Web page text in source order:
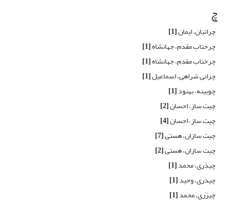
چ
چراتیان، ایمان[1]
چرختاب مقدم، جهانشاه[1]
چرختاب مقدم، جهانشاه[1]
چزانی شراهی، اسماعیل[1]
چوبینه، بهنود[1]
چیت ساز، احسان[2]
چیت ساز، احسان[4]
چیت سازان، هستی[7]
چیت سازان، هستی[2]
چیذری، محمد[1]
چیذری، وحید[1]
چیزری، محمد[1]